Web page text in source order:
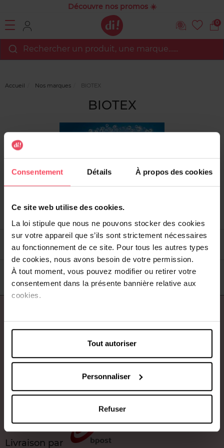
Consentement Détails À propos des cookies
Ce site web utilise des cookies.
La loi stipule que nous ne pouvons stocker des cookies
sur votre appareil que s’ils sont strictement nécessaires
au fonctionnement de ce site. Pour tous les autres types
de cookies, nous avons besoin de votre permission.
À tout moment, vous pouvez modifier ou retirer votre
consentement dans la présente bannière relative aux
cookies.
Tout autoriser
Personnaliser
Refuser
Découvre nos promos ☀️
0
Rechercher un produit, une marque…...
Accueil Nos marques BIOTEX
BIOTEX
Filtrer
Tri
Contact
Payez en toute sécurité
Livraison par